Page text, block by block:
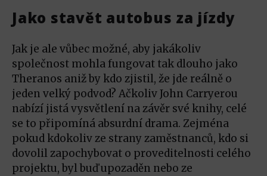
Jako stavět autobus za jízdy
Jak je ale vůbec možné, aby jakákoliv
společnost mohla fungovat tak dlouho jako
Theranos aniž by kdo zjistil, že jde reálně o
jeden velký podvod? Ačkoliv John Carryerou
nabízí jistá vysvětlení na závěr své knihy, celé
se to připomíná absurdní drama. Zejména
pokud kdokoliv ze strany zaměstnanců, kdo si
dovolil zapochybovat o proveditelnosti celého
projektu, byl buď upozaděn nebo ze